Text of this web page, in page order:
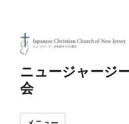
ニュージャージ
会